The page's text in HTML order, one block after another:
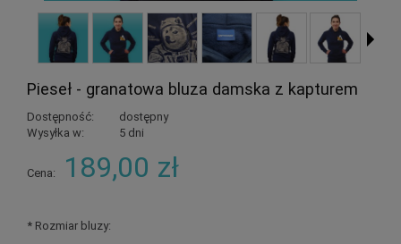
Pieseł - granatowa bluza damska z kapturem
Dostępność:
dostępny
Wysyłka w:
5 dni
Cena: 189,00 zł
*Rozmiar bluzy: